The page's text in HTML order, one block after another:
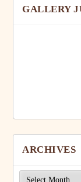
GALLERY
ARCHIVES
Archives